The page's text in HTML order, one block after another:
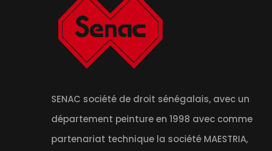
SENAC société de droit sénégalais, avec un
département peinture en 1998 avec comme
partenariat technique la société MAESTRIA,